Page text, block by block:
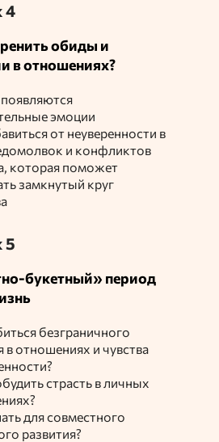
4
эмоции
от неуверенности в
и конфликтов
которая поможет
замкнутый круг
обиды и
в отношениях?
5
безграничного
в отношениях и чувства
страсть в личных
для совместного
развития?
букетный» период